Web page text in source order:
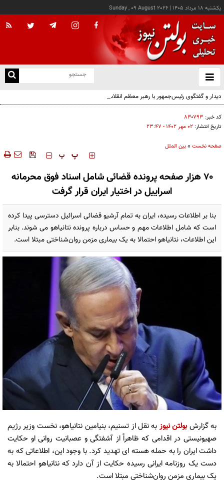
يکشنبه ۱۸ مرداد ۱۴۰۵ |
Sunday , 09 August 2026
باز
و
دیدار و گفتگوی رئیس‌جمهور با رهبر معظم انقلاب درباره مسائل اقتصادی و نظامی کشور
کد خبر: ۸۳۰۷۹۳
تاریخ انتشار: ۰۲ مهر ۱۴۰۲ - ۲۳:۴۷
صفحه نخست »بین الملل
‍‍‍ پ پ
۷۰ هزار صفحه پرونده قضائی شامل اسناد فوق محرمانه
اسراییل در اختیار ایران قرار گرفت
بنا بر اطلاعات رسیده، ایران به تمام آرشیو قضائی اسرائیل دسترسی پیدا کرده
است که شامل اطلاعات مهم و حساس درباره پرونده نتانیاهو می شوند. بنابر
این اطلاعات، نتانیاهو احتمالا به یک بیماری مزمن روان‌شناختی مبتلا است.
به گزارشبولتن نیوز به نقل از تسنیم، بنیامین نتانیاهو،‌ نخست وزیر رژیم
صهیونیستی در اقدامی که ظاهراً از آشفتگی و عصبانیت روانی او حکایت
داشت ایران را به حمله هسته ای تهدید کرد. با وجود این، اطلاعاتی که به
دست یک روزنامه ایرانی رسیده حکایت از آن دارد که نتانیاهو احتمالا به
یک بیماری مزمن روان‌شناختی مبتلا است.